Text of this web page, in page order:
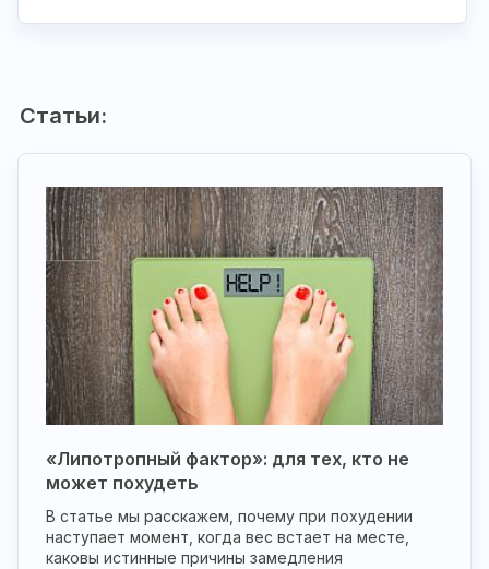
Статьи:
«Липотропный фактор»: для тех, кто не
может похудеть
В статье мы расскажем, почему при похудении
наступает момент, когда вес встает на месте,
каковы истинные причины замедления